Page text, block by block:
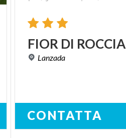
FIOR DI ROCCIA
Lanzada
CONTATTA